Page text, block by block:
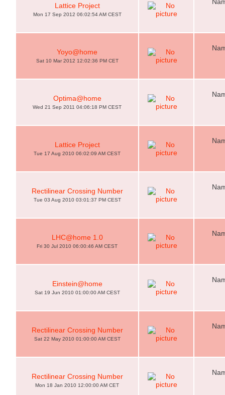
Lattice Project
Mon 17 Sep 2012 06:02:54 AM CEST
Yoyo@home
Sat 10 Mar 2012 12:02:36 PM CET
Optima@home
Wed 21 Sep 2011 04:06:18 PM CEST
Lattice Project
Tue 17 Aug 2010 06:02:09 AM CEST
Rectilinear Crossing Number
Tue 03 Aug 2010 03:01:37 PM CEST
LHC@home 1.0
Fri 30 Jul 2010 06:00:46 AM CEST
Einstein@home
Sat 19 Jun 2010 01:00:00 AM CEST
Rectilinear Crossing Number
Sat 22 May 2010 01:00:00 AM CEST
Rectilinear Crossing Number
Mon 18 Jan 2010 12:00:00 AM CET